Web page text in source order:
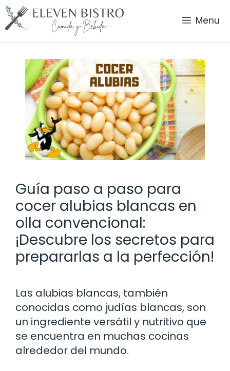
Saltar
al
contenido
Menu
Guía paso a paso para
cocer alubias blancas en
olla convencional:
¡Descubre los secretos para
prepararlas a la perfección!
Las alubias blancas, también
conocidas como judías blancas, son
un ingrediente versátil y nutritivo que
se encuentra en muchas cocinas
alrededor del mundo.